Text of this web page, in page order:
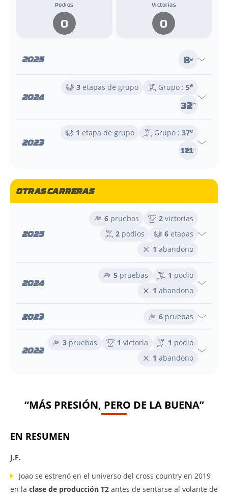
Podios
0
Victorias
0
2025 8e
2024
3 etapas de grupo Grupo : 5e
32e
2023
1 etapa de grupo Grupo : 37e
121e
OTRAS CARRERAS
2025
6 pruebas 2 victorias
2 podios 6 etapas
1 abandono
2024
5 pruebas 1 podio
1 abandono
2023 6 pruebas
2022
3 pruebas 1 victoria 1 podio
1 abandono
“MÁS PRESIÓN, PERO DE LA BUENA”
EN RESUMEN
J.F.
Joao se estrenó en el universo del cross country en 2019
en la clase de producción T2 antes de sentarse al volante de